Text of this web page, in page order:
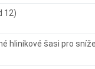
12)
hliníkové šasi pro